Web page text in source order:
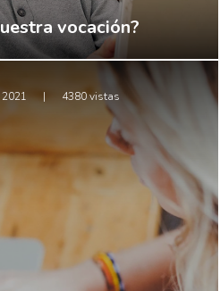
vocación?
| 4380 vistas